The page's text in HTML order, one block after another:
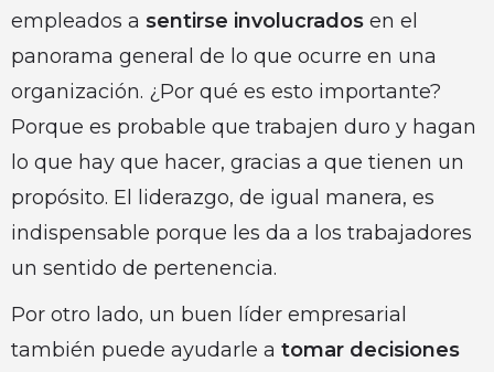
empleados a sentirse involucrados en el
panorama general de lo que ocurre en una
organización. ¿Por qué es esto importante?
Porque es probable que trabajen duro y hagan
lo que hay que hacer, gracias a que tienen un
propósito. El liderazgo, de igual manera, es
indispensable porque les da a los trabajadores
un sentido de pertenencia.
Por otro lado, un buen líder empresarial
también puede ayudarle a tomar decisiones